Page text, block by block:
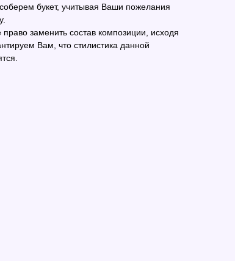
букет, учитывая Ваши пожелания
заменить состав композиции, исходя
Вам, что стилистика данной